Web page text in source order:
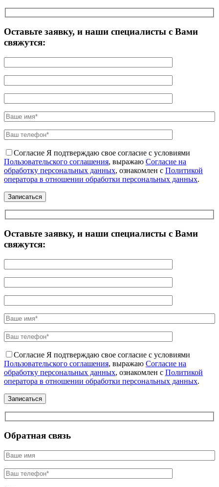
Оставьте заявку, и наши специалисты с Вами
свяжутся:
Согласие Я подтверждаю свое согласие с условиями
Пользовательского соглашения, выражаю Согласие на
обработку персональных данных, ознакомлен с Политикой
оператора в отношении обработки персональных данных.
Оставьте заявку, и наши специалисты с Вами
свяжутся:
Согласие Я подтверждаю свое согласие с условиями
Пользовательского соглашения, выражаю Согласие на
обработку персональных данных, ознакомлен с Политикой
оператора в отношении обработки персональных данных.
Обратная связь